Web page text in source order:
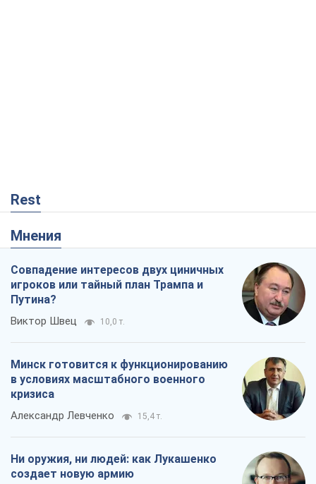
Rest
Мнения
Совпадение интересов двух циничных
игроков или тайный план Трампа и
Путина?
Виктор Швец 10,0 т.
Минск готовится к функционированию
в условиях масштабного военного
кризиса
Александр Левченко 15,4 т.
Ни оружия, ни людей: как Лукашенко
создает новую армию